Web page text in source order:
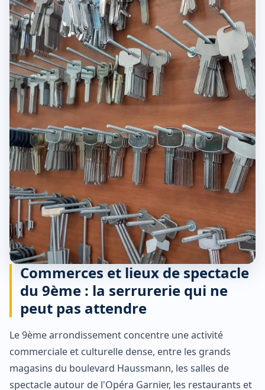
Commerces et lieux de spectacle
du 9ème : la serrurerie qui ne
peut pas attendre
Le 9ème arrondissement concentre une activité
commerciale et culturelle dense, entre les grands
magasins du boulevard Haussmann, les salles de
spectacle autour de l'Opéra Garnier, les restaurants et